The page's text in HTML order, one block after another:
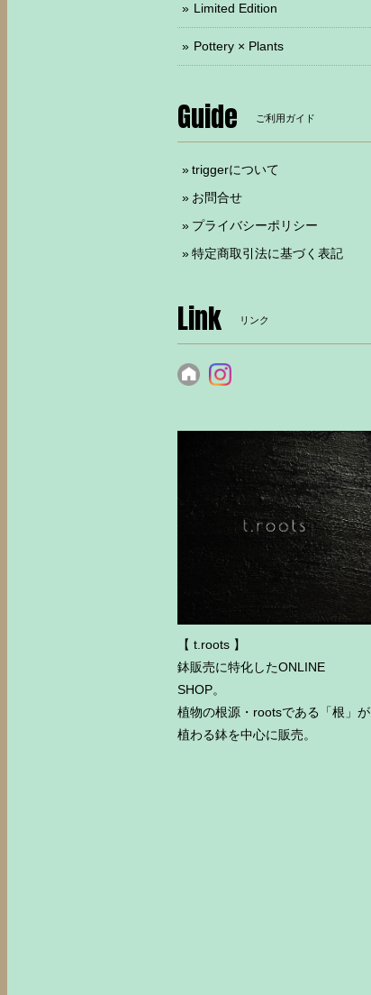
Limited Edition
Pottery × Plants
Guide ご利用ガイド
triggerについて
お問合せ
プライバシーポリシー
特定商取引法に基づく表記
Link リンク
【 t.roots 】
鉢販売に特化したONLINE
SHOP。
植物の根源・rootsである「根」が
植わる鉢を中心に販売。